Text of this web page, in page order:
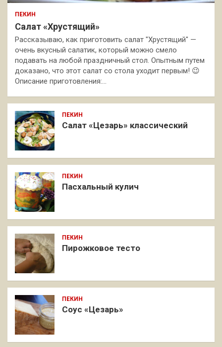
ПЕКИН
Салат «Хрустящий»
Рассказываю, как приготовить салат "Хрустящий" —
очень вкусный салатик, который можно смело
подавать на любой праздничный стол. Опытным путем
доказано, что этот салат со стола уходит первым! 😉
Описание приготовления:…
ПЕКИН
Салат «Цезарь» классический
ПЕКИН
Пасхальный кулич
ПЕКИН
Пирожковое тесто
ПЕКИН
Соус «Цезарь»